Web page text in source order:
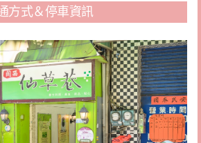
方式＆停車資訊